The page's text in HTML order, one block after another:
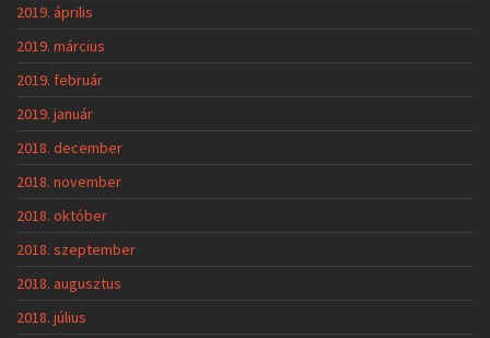
2019. április
2019. március
2019. február
2019. január
2018. december
2018. november
2018. október
2018. szeptember
2018. augusztus
2018. július